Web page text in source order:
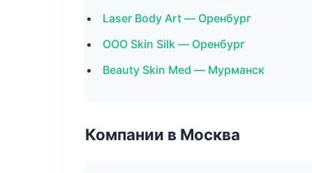
Laser Body Art — Оренбург
ООО Skin Silk — Оренбург
Beauty Skin Med — Мурманск
Компании в Москва